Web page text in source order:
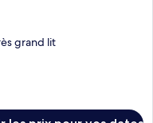
grand lit